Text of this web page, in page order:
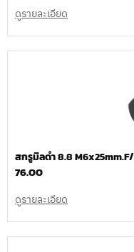
ดูรายละเอียด
สกรูมิลดำ 8.8
76.00
ดูรายละเอียด